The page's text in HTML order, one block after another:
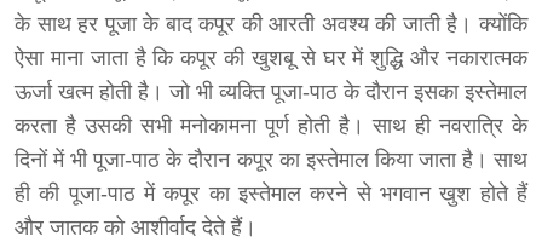
के साथ हर पूजा के बाद कपूर की आरती अवश्य की जाती है। क्योंकि
ऐसा माना जाता है कि कपूर की खुशबू से घर में शुद्धि और नकारात्मक
ऊर्जा खत्म होती है। जो भी व्यक्ति पूजा-पाठ के दौरान इसका इस्तेमाल
करता है उसकी सभी मनोकामना पूर्ण होती है। साथ ही नवरात्रि के
दिनों में भी पूजा-पाठ के दौरान कपूर का इस्तेमाल किया जाता है। साथ
ही की पूजा-पाठ में कपूर का इस्तेमाल करने से भगवान खुश होते हैं
और जातक को आशीर्वाद देते हैं।